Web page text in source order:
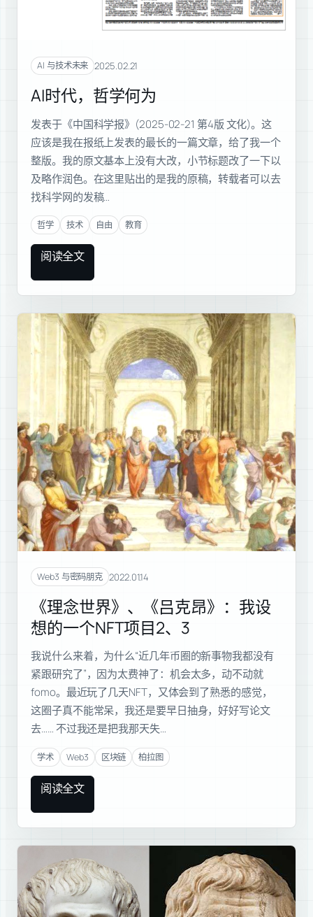
AI 与技术未来 2025.02.21
AI时代，哲学何为
发表于《中国科学报》(2025-02-21 第4版 文化)。这
应该是我在报纸上发表的最长的一篇文章，给了我一个
整版。我的原文基本上没有大改，小节标题改了一下以
及略作润色。在这里贴出的是我的原稿，转载者可以去
找科学网的发稿…
哲学 技术 自由 教育
阅读全文
Web3 与密码朋克 2022.01.14
《理念世界》、《吕克昂》：我设
想的一个NFT项目2、3
我说什么来着，为什么“近几年币圈的新事物我都没有
紧跟研究了”，因为太费神了：机会太多，动不动就
fomo。最近玩了几天NFT，又体会到了熟悉的感觉，
这圈子真不能常呆，我还是要早日抽身，好好写论文
去…… 不过我还是把我那天失…
学术 Web3 区块链 柏拉图
阅读全文